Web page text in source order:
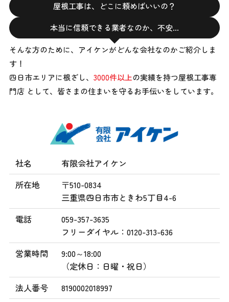
屋根工事は、どこに頼めばいいの？
本当に信頼できる業者なのか、不安…
そんな方のために、アイケンがどんな会社なのかご紹介しま
す！
四日市エリアに根ざし、 3000件以上の実績を持つ屋根工事専
門店 として、 皆さまの住まいを守るお手伝いをしています。
社名
有限会社アイケン
所在地
〒510-0834
三重県四日市市ときわ5丁目4-6
電話
059-357-3635
フリーダイヤル：0120-313-636
営業時間
9:00～18:00
（定休日：日曜・祝日）
法人番号
8190002018997